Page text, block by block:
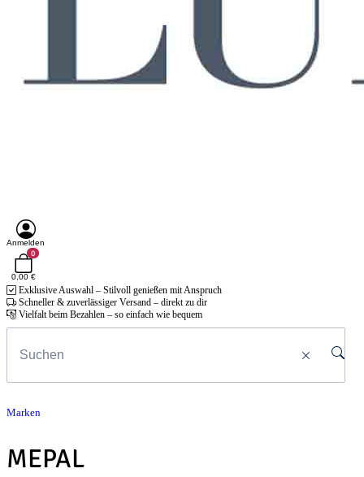
Anmelden
0
0,00 €
Exklusive Auswahl – Stilvoll genießen mit Anspruch
Schneller & zuverlässiger Versand – direkt zu dir
Vielfalt beim Bezahlen – so einfach wie bequem
Marken
MEPAL